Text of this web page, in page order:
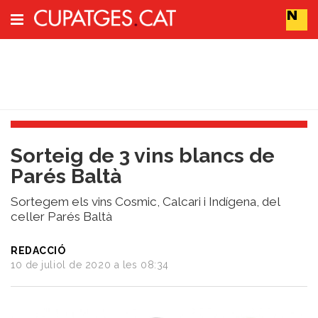
Cerca
Portada
Vins
Naturals
Actualitat
Líders
canvi
Impacte
Sorteig de 3 vins blancs de
Parés Baltà
Sortegem els vins Cosmic, Calcari i Indígena, del
celler Parés Baltà
REDACCIÓ
10 de juliol de 2020 a les 08:34